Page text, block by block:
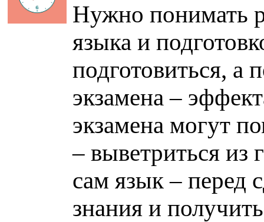
Нужно понимать
языка и
подготовиться, а
экзамена –
экзамена могут
– выветриться из
сам язык – перед
знания и